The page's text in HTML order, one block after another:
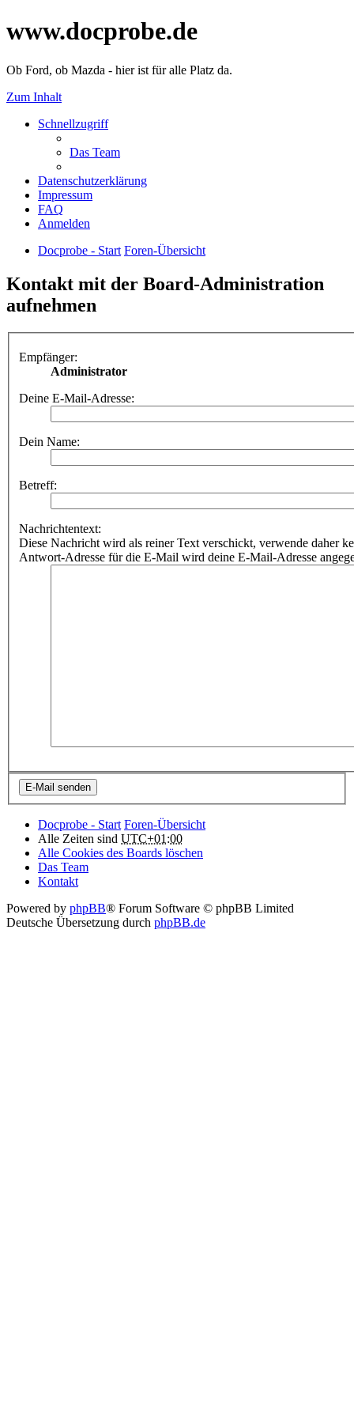
www.docprobe.de
Ob Ford, ob Mazda - hier ist für alle Platz da.
Zum Inhalt
Schnellzugriff
Das Team
Datenschutzerklärung
Impressum
FAQ
Anmelden
Docprobe - Start Foren-Übersicht
Kontakt mit der Board-Administration
aufnehmen
Empfänger:
Administrator
Deine E-Mail-Adresse:
Dein Name:
Betreff:
Nachrichtentext:
Diese Nachricht wird als reiner Text verschickt, verwende daher
Antwort-Adresse für die E-Mail wird deine E-Mail-Adresse
Docprobe - Start Foren-Übersicht
Alle Zeiten sind UTC+01:00
Alle Cookies des Boards löschen
Das Team
Kontakt
Powered by phpBB® Forum Software © phpBB Limited
Deutsche Übersetzung durch phpBB.de